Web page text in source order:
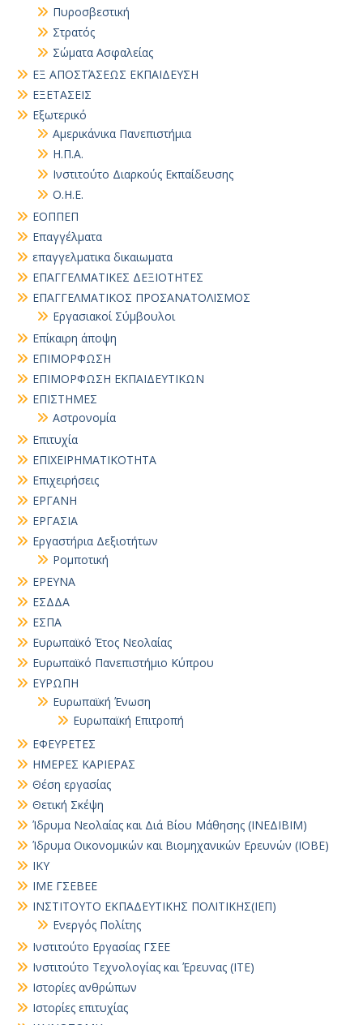
Πυροσβεστική
Στρατός
Σώματα Ασφαλείας
ΕΞ ΑΠΟΣΤΆΣΕΩΣ ΕΚΠΑΙΔΕΥΣΗ
ΕΞΕΤΑΣΕΙΣ
Εξωτερικό
Αμερικάνικα Πανεπιστήμια
Η.Π.Α.
Ινστιτούτο Διαρκούς Εκπαίδευσης
Ο.Η.Ε.
ΕΟΠΠΕΠ
Επαγγέλματα
επαγγελματικα δικαιωματα
ΕΠΑΓΓΕΛΜΑΤΙΚΕΣ ΔΕΞΙΟΤΗΤΕΣ
ΕΠΑΓΓΕΛΜΑΤΙΚΟΣ ΠΡΟΣΑΝΑΤΟΛΙΣΜΟΣ
Εργασιακοί Σύμβουλοι
Επίκαιρη άποψη
ΕΠΙΜΟΡΦΩΣΗ
ΕΠΙΜΟΡΦΩΣΗ ΕΚΠΑΙΔΕΥΤΙΚΩΝ
ΕΠΙΣΤΗΜΕΣ
Αστρονομία
Επιτυχία
ΕΠΙΧΕΙΡΗΜΑΤΙΚΟΤΗΤΑ
Επιχειρήσεις
ΕΡΓΑΝΗ
ΕΡΓΑΣΙΑ
Εργαστήρια Δεξιοτήτων
Ρομποτική
ΕΡΕΥΝΑ
ΕΣΔΔΑ
ΕΣΠΑ
Ευρωπαϊκό Έτος Νεολαίας
Ευρωπαϊκό Πανεπιστήμιο Κύπρου
ΕΥΡΩΠΗ
Ευρωπαϊκή Ένωση
Ευρωπαϊκή Επιτροπή
ΕΦΕΥΡΕΤΕΣ
ΗΜΕΡΕΣ ΚΑΡΙΕΡΑΣ
Θέση εργασίας
Θετική Σκέψη
Ίδρυμα Νεολαίας και Διά Βίου Μάθησης (ΙΝΕΔΙΒΙΜ)
Ίδρυμα Οικονομικών και Βιομηχανικών Ερευνών (ΙΟΒΕ)
ΙΚΥ
ΙΜΕ ΓΣΕΒΕΕ
ΙΝΣΤΙΤΟΥΤΟ ΕΚΠΑΔΕΥΤΙΚΗΣ ΠΟΛΙΤΙΚΗΣ(ΙΕΠ)
Ενεργός Πολίτης
Ινστιτούτο Εργασίας ΓΣΕΕ
Ινστιτούτο Τεχνολογίας και Έρευνας (ΙΤΕ)
Ιστορίες ανθρώπων
Ιστορίες επιτυχίας